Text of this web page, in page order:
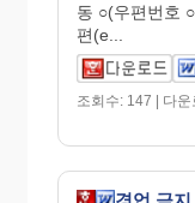
동 ○(우편번호
편(e...
조회수: 147 | 다